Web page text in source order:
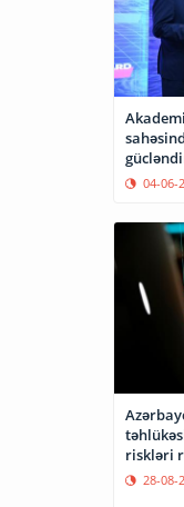
04-06-
riskləri
28-08-